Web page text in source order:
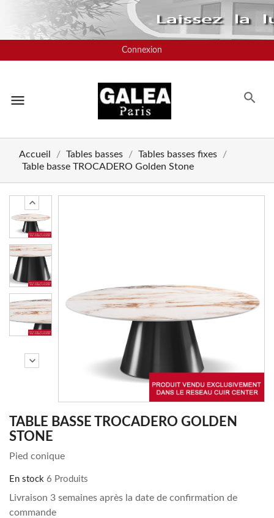
Connexion
menu
Accueil Tables basses
Tables basses fixes
Table basse TROCADERO Golden Stone
chevron_left
chevron_right
TABLE BASSE TROCADERO GOLDEN
STONE
Pied conique
En stock 6 Produits
Livraison 3 semaines après la date de confirmation de
commande